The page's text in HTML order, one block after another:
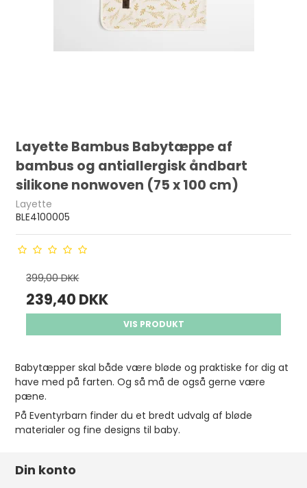
Layette Bambus Babytæppe af
bambus og antiallergisk åndbart
silikone nonwoven (75 x 100 cm)
Layette
BLE4100005
399,00 DKK
239,40 DKK
VIS PRODUKT
Babytæpper skal både være bløde og praktiske for dig at
have med på farten. Og så må de også gerne være
pæne.
På Eventyrbarn finder du et bredt udvalg af bløde
materialer og fine designs til baby.
Din konto